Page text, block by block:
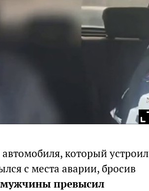
который устроил
с места аварии, бросив
мужчины превысил